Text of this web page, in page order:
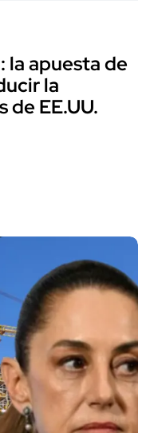
la apuesta de
la
de EE.UU.